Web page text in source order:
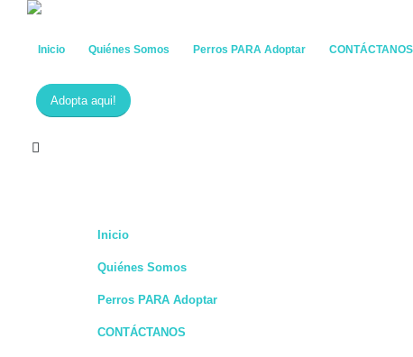
Inicio Quiénes Somos Perros PARA Adoptar CONTÁCTANOS
Adopta aqui!
Inicio
Quiénes Somos
Perros PARA Adoptar
CONTÁCTANOS